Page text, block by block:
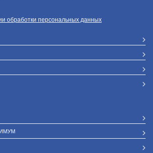
обработки персональных данных